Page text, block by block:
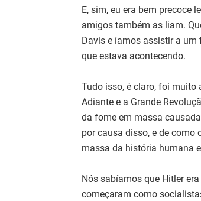
E, sim, eu era bem precoce
amigos também as liam.
Davis e íamos assistir a
que estava acontecendo.
Tudo isso, é claro, foi muito
Adiante e a Grande
da fome em massa
por causa disso, e de
massa da história humana
Nós sabíamos que Hitler
começaram como